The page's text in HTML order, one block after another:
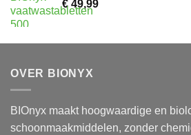
€ 49,99
OVER BIONYX
BIOnyx maakt hoogwaardige en
schoonmaakmiddelen, zonder